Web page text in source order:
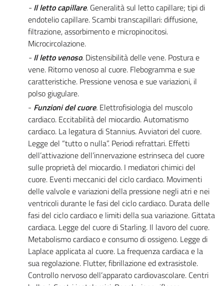
- Il letto capillare. Generalità sul letto capillare; tipi di
endotelio capillare. Scambi transcapillari: diffusione,
filtrazione, assorbimento e micropinocitosi.
Microcircolazione.
- Il letto venoso. Distensibilità delle vene. Postura e
vene. Ritorno venoso al cuore. Flebogramma e sue
caratteristiche. Pressione venosa e sue variazioni, il
polso giugulare.
- Funzioni del cuore. Elettrofisiologia del muscolo
cardiaco. Eccitabilità del miocardio. Automatismo
cardiaco. La legatura di Stannius. Avviatori del cuore.
Legge del “tutto o nulla”. Periodi refrattari. Effetti
dell’attivazione dell’innervazione estrinseca del cuore
sulle proprietà del miocardio. I mediatori chimici del
cuore. Eventi meccanici del ciclo cardiaco. Movimenti
delle valvole e variazioni della pressione negli atri e nei
ventricoli durante le fasi del ciclo cardiaco. Durata delle
fasi del ciclo cardiaco e limiti della sua variazione. Gittata
cardiaca. Legge del cuore di Starling. Il lavoro del cuore.
Metabolismo cardiaco e consumo di ossigeno. Legge di
Laplace applicata al cuore. La frequenza cardiaca e la
sua regolazione. Flutter, fibrillazione ed extrasistole.
Controllo nervoso dell’apparato cardiovascolare. Centri